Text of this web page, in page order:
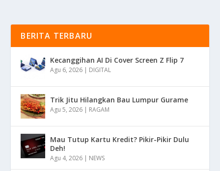
BERITA TERBARU
Kecanggihan AI Di Cover Screen Z Flip 7
Agu 6, 2026 | DIGITAL
Trik Jitu Hilangkan Bau Lumpur Gurame
Agu 5, 2026 | RAGAM
Mau Tutup Kartu Kredit? Pikir-Pikir Dulu
Deh!
Agu 4, 2026 | NEWS